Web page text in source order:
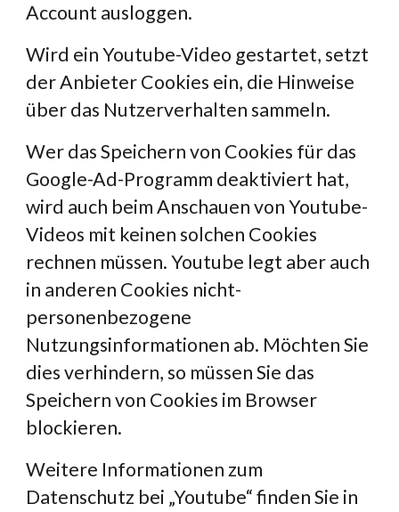
Account ausloggen.
Wird ein Youtube-Video gestartet, setzt
der Anbieter Cookies ein, die Hinweise
über das Nutzerverhalten sammeln.
Wer das Speichern von Cookies für das
Google-Ad-Programm deaktiviert hat,
wird auch beim Anschauen von Youtube-
Videos mit keinen solchen Cookies
rechnen müssen. Youtube legt aber auch
in anderen Cookies nicht-
personenbezogene
Nutzungsinformationen ab. Möchten Sie
dies verhindern, so müssen Sie das
Speichern von Cookies im Browser
blockieren.
Weitere Informationen zum
Datenschutz bei „Youtube“ finden Sie in